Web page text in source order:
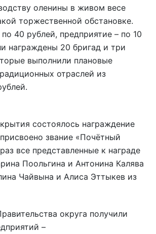
оленины в живом весе
торжественной обстановке.
40 рублей, предприятие – по 10
награждены 20 бригад и три
выполнили плановые
отраслей из
состоялось награждение
звание «Почётный
все представленные к награде
Поольгина и Антонина Калява
Чайвына и Алиса Эттыкев из
округа получили
–